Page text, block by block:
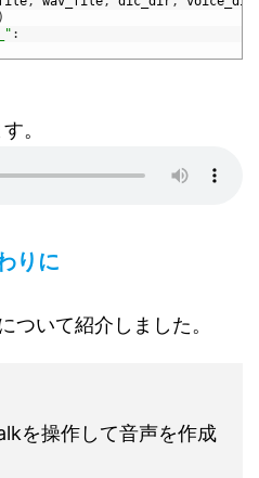
)
:
。
りに
ついて紹介しました。
を操作して音声を作成